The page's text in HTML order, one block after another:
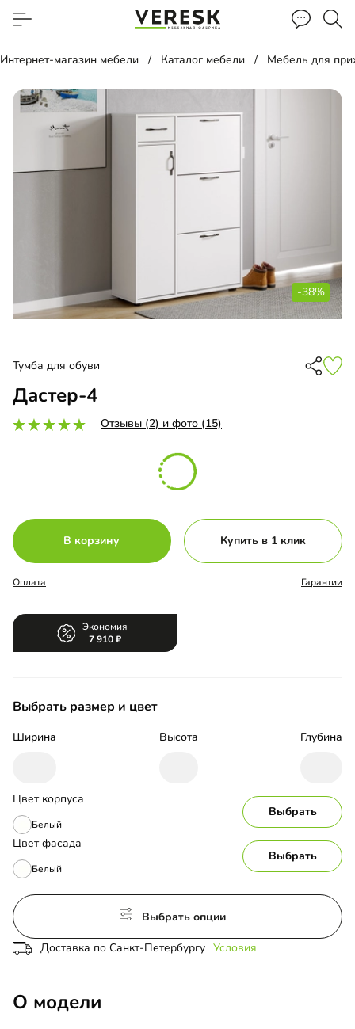
Интернет-магазин мебели Каталог мебели Мебель для
-38%
Тумба для обуви
Дастер-4
Отзывы (2) и фото (15)
В корзину Купить в 1 клик
Оплата Гарантии
Экономия
7 910
Выбрать размер и цвет
Ширина Высота Глубина
Цвет корпуса
Белый
Выбрать
Цвет фасада
Белый
Выбрать
Выбрать опции
Доставка по Санкт-Петербургу Условия
О модели